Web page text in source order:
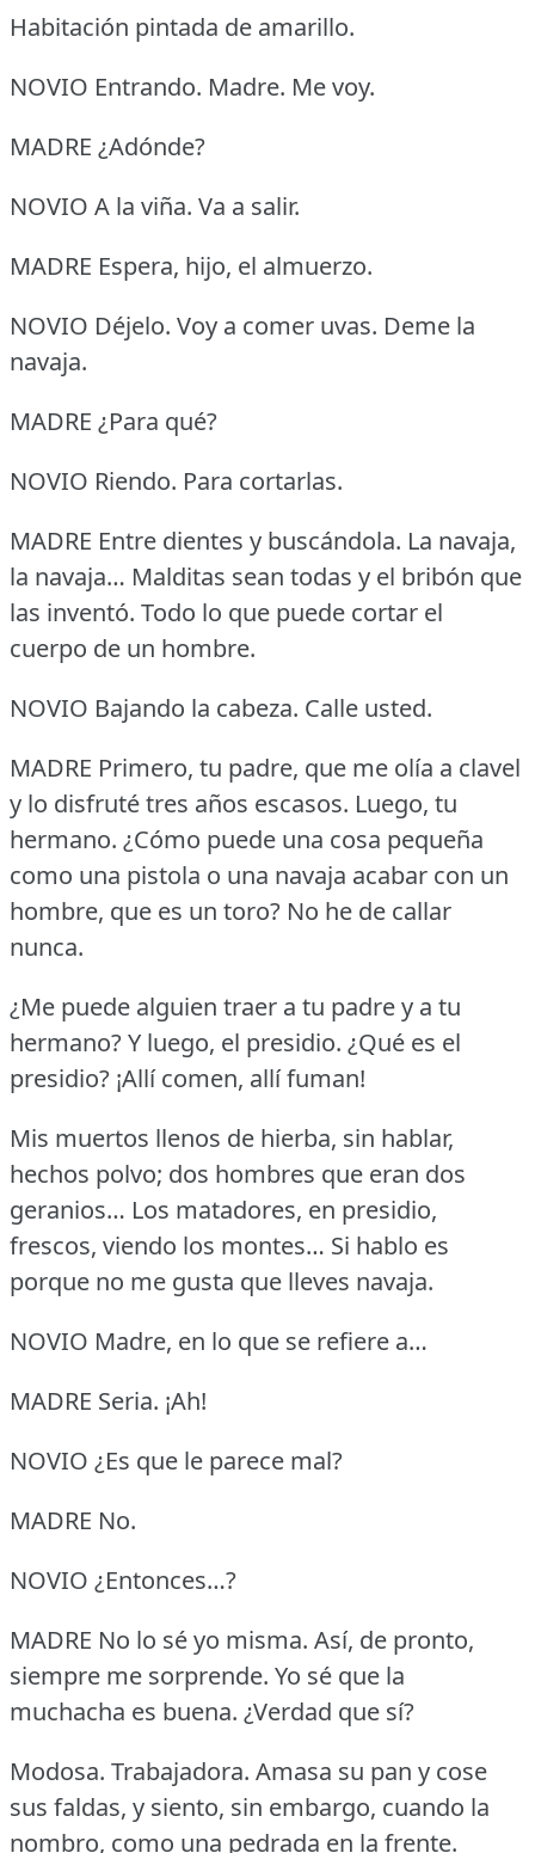
Habitación pintada de amarillo.
NOVIO Entrando. Madre. Me voy.
MADRE ¿Adónde?
NOVIO A la viña. Va a salir.
MADRE Espera, hijo, el almuerzo.
NOVIO Déjelo. Voy a comer uvas. Deme la
navaja.
MADRE ¿Para qué?
NOVIO Riendo. Para cortarlas.
MADRE Entre dientes y buscándola. La navaja,
la navaja… Malditas sean todas y el bribón que
las inventó. Todo lo que puede cortar el
cuerpo de un hombre.
NOVIO Bajando la cabeza. Calle usted.
MADRE Primero, tu padre, que me olía a clavel
y lo disfruté tres años escasos. Luego, tu
hermano. ¿Cómo puede una cosa pequeña
como una pistola o una navaja acabar con un
hombre, que es un toro? No he de callar
nunca.
¿Me puede alguien traer a tu padre y a tu
hermano?Y luego, el presidio. ¿Qué es el
presidio? ¡Allí comen, allí fuman!
Mis muertos llenos de hierba, sin hablar,
hechos polvo; dos hombres que eran dos
geranios… Los matadores, en presidio,
frescos, viendo los montes… Si hablo es
porque no me gusta que lleves navaja.
NOVIO Madre, en lo que se refiere a…
MADRE Seria. ¡Ah!
NOVIO ¿Es que le parece mal?
MADRE No.
NOVIO ¿Entonces…?
MADRE No lo sé yo misma. Así, de pronto,
siempre me sorprende. Yo sé que la
muchacha es buena. ¿Verdad que sí?
Modosa. Trabajadora. Amasa su pan y cose
sus faldas, y siento, sin embargo, cuando la
nombro, como una pedrada en la frente.